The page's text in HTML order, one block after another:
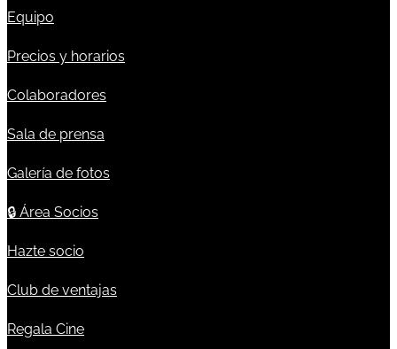
Equipo
Precios y horarios
Colaboradores
Sala de prensa
Galería de fotos
🔒 Área Socios
Hazte socio
Club de ventajas
Regala Cine